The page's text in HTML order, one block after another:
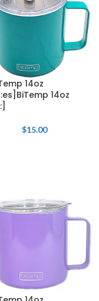
14oz
14oz
$15.00